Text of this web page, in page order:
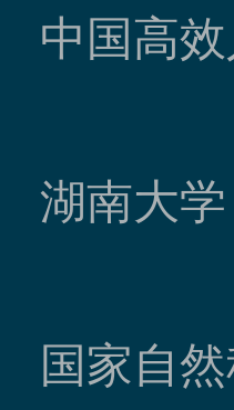
中国高
湖南大学
国家自